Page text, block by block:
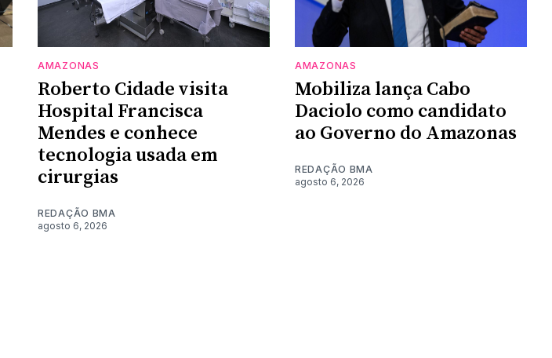
AMAZONAS
Roberto Cidade visita
Hospital Francisca
Mendes e conhece
tecnologia usada em
cirurgias
REDAÇÃO BMA
agosto 6, 2026
AMAZONAS
Mobiliza lança Cabo
Daciolo como candidato
ao Governo do Amazonas
REDAÇÃO BMA
agosto 6, 2026